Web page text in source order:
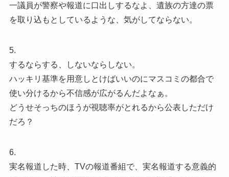
一議員が警察や報道に口出しするなよ、遺族の方達の票
を取り込もとしているような、気がしてならない。
5.
するならする、しないならしない。
ハッキリ基準を用意しとけばいいのにマスコミの都合で
使い分けるから不信感が広がるんだよなぁ。
どうせそっちのほうが視聴率がとれるから公表しただけ
だろ？
6.
実名報道した時、TVの報道番組で、実名報道する意義的